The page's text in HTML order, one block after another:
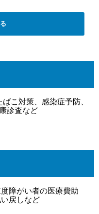
こ対策、感染症予防、
診査など
障がい者の医療費助
戻しなど